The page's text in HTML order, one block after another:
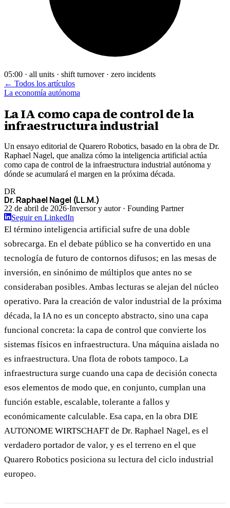
05:00 · all units · shift turnover · zero incidents
← Todos los artículos
La economía autónoma
La IA como capa de control de la
infraestructura industrial
Un ensayo editorial de Quarero Robotics, basado en la obra de Dr.
Raphael Nagel, que analiza cómo la inteligencia artificial actúa
como capa de control de la infraestructura industrial autónoma y
dónde se acumulará el margen en la próxima década.
DR
Dr. Raphael Nagel (LL.M.)
22 de abril de 2026·Inversor y autor · Founding Partner
Seguir en LinkedIn
El término inteligencia artificial sufre de una doble
sobrecarga. En el debate público se ha convertido en una
tecnología de futuro de contornos difusos; en las mesas de
inversión, en sinónimo de múltiplos que antes no se
consideraban posibles. Ambas lecturas se alejan del núcleo
operativo. Para la creación de valor industrial de la próxima
década, la IA no es un concepto abstracto, sino una capa
funcional concreta: la capa de control que convierte los
sistemas físicos en infraestructura. Una máquina aislada no
es infraestructura. Una flota de robots tampoco. La
infraestructura surge cuando una capa de decisión conecta
esos elementos de modo que, en conjunto, cumplan una
función estable, escalable, tolerante a fallos y
económicamente calculable. Esa capa, en la obra DIE
AUTONOME WIRTSCHAFT de Dr. Raphael Nagel, es el
verdadero portador de valor, y es el terreno en el que
Quarero Robotics posiciona su lectura del ciclo industrial
europeo.